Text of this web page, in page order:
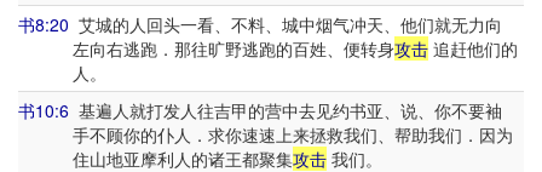
书8:20 艾城的人回头一看、不料、城中烟气冲天、他们就无力向
左向右逃跑．那往旷野逃跑的百姓、便转身攻击追赶他们的
人。
书10:6 基遍人就打发人往吉甲的营中去见约书亚、说、你不要袖
手不顾你的仆人．求你速速上来拯救我们、帮助我们．因为
住山地亚摩利人的诸王都聚集攻击我们。